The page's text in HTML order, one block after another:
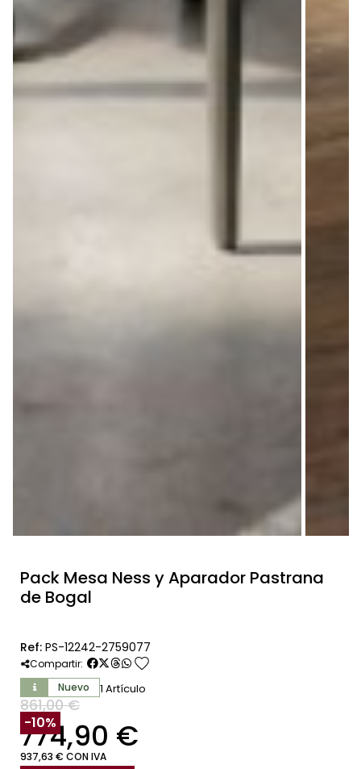
Pack Mesa Ness y Aparador Pastrana
de Bogal
Ref: PS-12242-2759077
Compartir: favorite
Nuevo 1 Artículo
861,00 €
SIN IVA
774,90 €
937,63 € CON IVA
-10%